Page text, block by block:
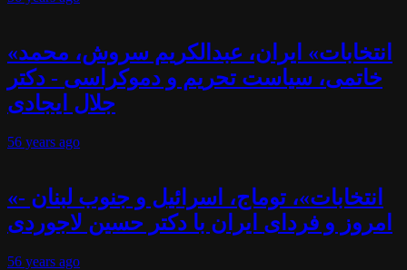
«انتخابات» ایران، عبدالکریم سروش، محمد
خاتمی، سیاست تحریم و دموکراسی - دکتر
جلال ایجادی
56 years ago
«انتخابات»، توماج، اسرائیل و جنوب لبنان -
امروز و فردای ایران با دکتر حسین لاجوردی
56 years ago